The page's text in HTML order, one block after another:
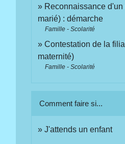
Reconnaissance
marié) : démarche
Famille - Scolarité
Contestation de la
maternité)
Famille - Scolarité
Comment faire si...
J'attends un enfant